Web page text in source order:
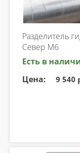
Разделитель
Север М6
Есть в
Цена:
9 540